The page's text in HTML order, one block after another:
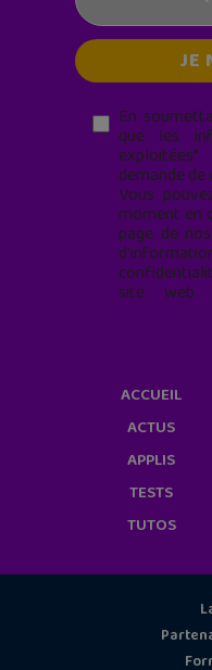
En
que les
demande
Vous
moment en
page de
site web
ACCUEIL
ACTUS
APPLIS
TESTS
TUTOS